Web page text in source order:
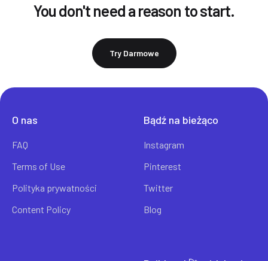
You don't need a reason to start.
Try Darmowe
O nas
FAQ
Terms of Use
Polityka prywatności
Content Policy
Bądź na bieżąco
Instagram
Pinterest
Twitter
Blog